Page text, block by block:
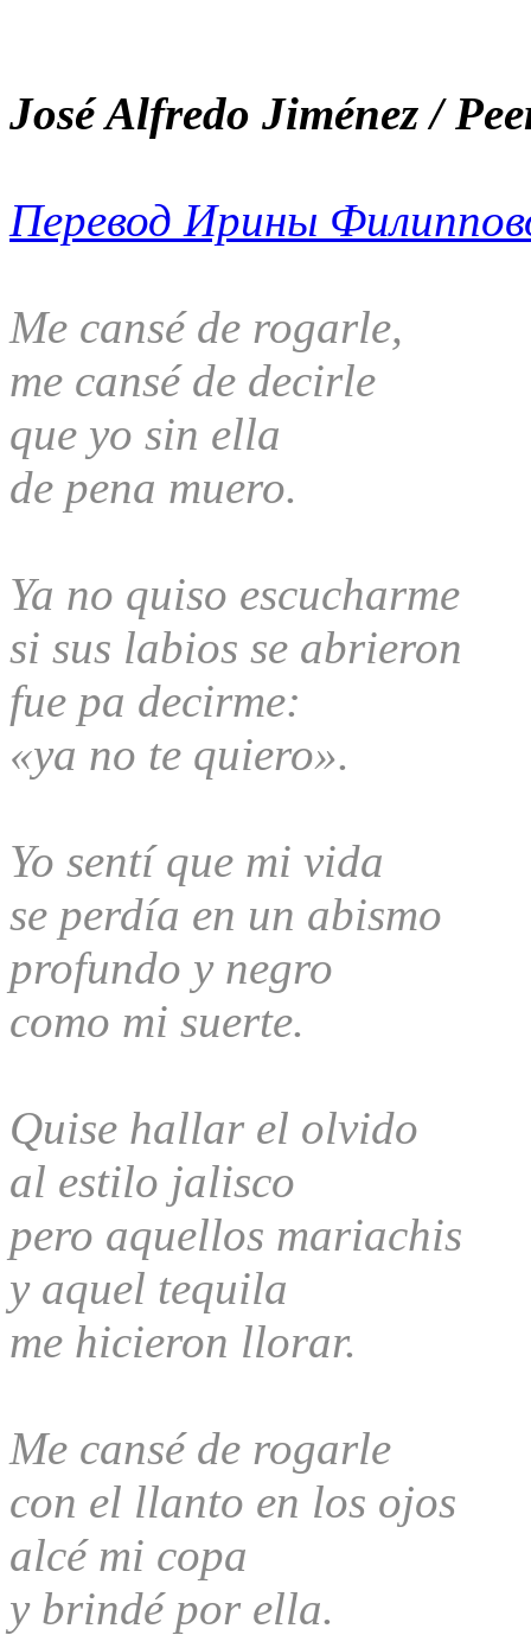
José Alfredo Jiménez /
Перевод Ирины
Me cansé de rogarle,
me cansé de decirle
que yo sin ella
de pena muero.
Ya no quiso escucharme
si sus labios se abrieron
fue pa decirme:
«ya no te quiero».
Yo sentí que mi vida
se perdía en un abismo
profundo y negro
como mi suerte.
Quise hallar el olvido
al estilo jalisco
pero aquellos mariachis
y aquel tequila
me hicieron llorar.
Me cansé de rogarle
con el llanto en los ojos
alcé mi copa
y brindé por ella.